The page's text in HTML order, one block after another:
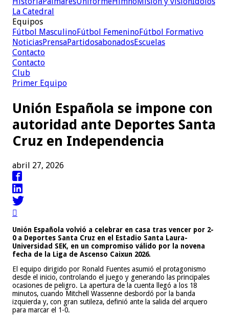
La Catedral
Equipos
Fútbol MasculinoFútbol FemeninoFútbol Formativo
NoticiasPrensaPartidosabonadosEscuelas
Contacto
Contacto
Club
Primer Equipo
Unión Española se impone con
autoridad ante Deportes Santa
Cruz en Independencia
abril 27, 2026

Unión Española volvió a celebrar en casa tras vencer por 2-
0 a Deportes Santa Cruz en el Estadio Santa Laura-
Universidad SEK, en un compromiso válido por la novena
fecha de la Liga de Ascenso Caixun 2026.
El equipo dirigido por Ronald Fuentes asumió el protagonismo
desde el inicio, controlando el juego y generando las principales
ocasiones de peligro. La apertura de la cuenta llegó a los 18
minutos, cuando Mitchell Wassenne desbordó por la banda
izquierda y, con gran sutileza, definió ante la salida del arquero
para marcar el 1-0.